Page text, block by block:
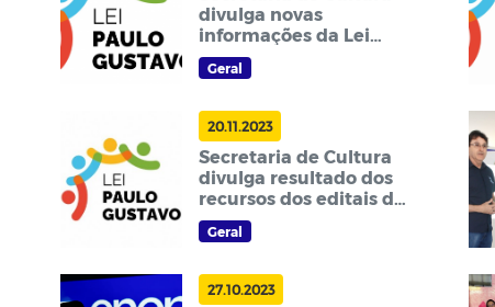
divulga novas
informações da Lei
Paulo Gustavo
Geral
20.11.2023
Secretaria de Cultura
divulga resultado dos
recursos dos editais da
Lei Paulo Gustavo
Geral
27.10.2023